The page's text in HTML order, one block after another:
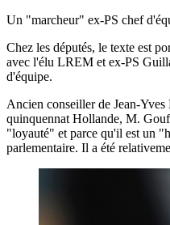
Un "marcheur" ex-PS chef
Chez les députés, le texte est
avec l'élu LREM et ex-PS
d'équipe.
Ancien conseiller de Jean-
quinquennat Hollande, M.
"loyauté" et parce qu'il est un
parlementaire. Il a été